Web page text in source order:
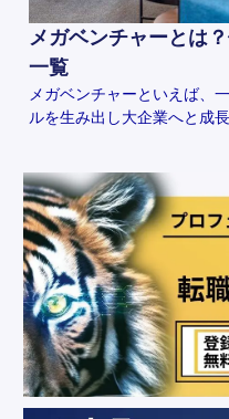
メガベンチャーとは
一覧
メガベンチャーといえば、
ルを生み出し大企業へと成